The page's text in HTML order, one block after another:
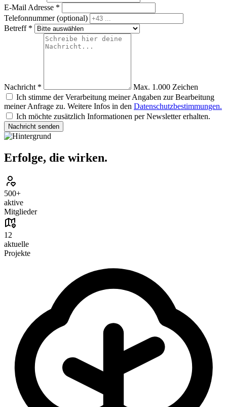
E-Mail Adresse *
Telefonnummer(optional)
Betreff *
Nachricht *
Max. 1.000 Zeichen
Ich stimme der Verarbeitung meiner Angaben zur Bearbeitung
meiner Anfrage zu. Weitere Infos in den Datenschutzbestimmungen.
Ich möchte zusätzlich Informationen per Newsletter erhalten.
Nachricht senden
Erfolge, die wirken.
500+
aktive
Mitglieder
12
aktuelle
Projekte